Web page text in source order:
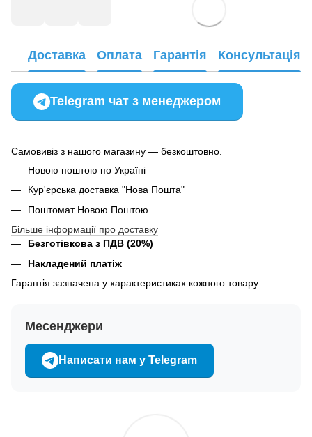
Доставка Оплата Гарантія Консультація
Telegram чат з менеджером
Самовивіз з нашого магазину — безкоштовно.
Новою поштою по Україні
Кур'єрська доставка "Нова Пошта"
Поштомат Новою Поштою
Більше інформації про доставку
Безготівкова з ПДВ (20%)
Накладений платіж
Гарантія зазначена у характеристиках кожного товару.
Месенджери
Написати нам у Telegram